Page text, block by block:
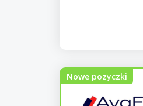
Nowe pozyczki